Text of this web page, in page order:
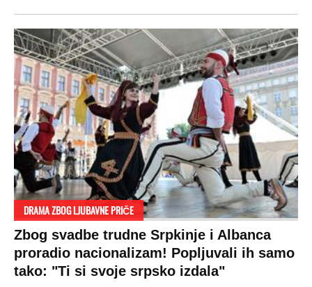
DRAMA ZBOG LJUBAVNE PRIČE
Zbog svadbe trudne Srpkinje i Albanca
proradio nacionalizam! Popljuvali ih samo
tako: "Ti si svoje srpsko izdala"